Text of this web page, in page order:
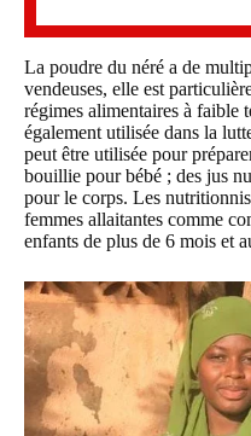
La poudre du néré a de
vendeuses, elle est
régimes alimentaires à faible
également utilisée dans la
peut être utilisée pour
bouillie pour bébé ; des jus
pour le corps. Les
femmes allaitantes comme
enfants de plus de 6 mois et